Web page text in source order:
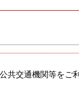
共交通機関等をご